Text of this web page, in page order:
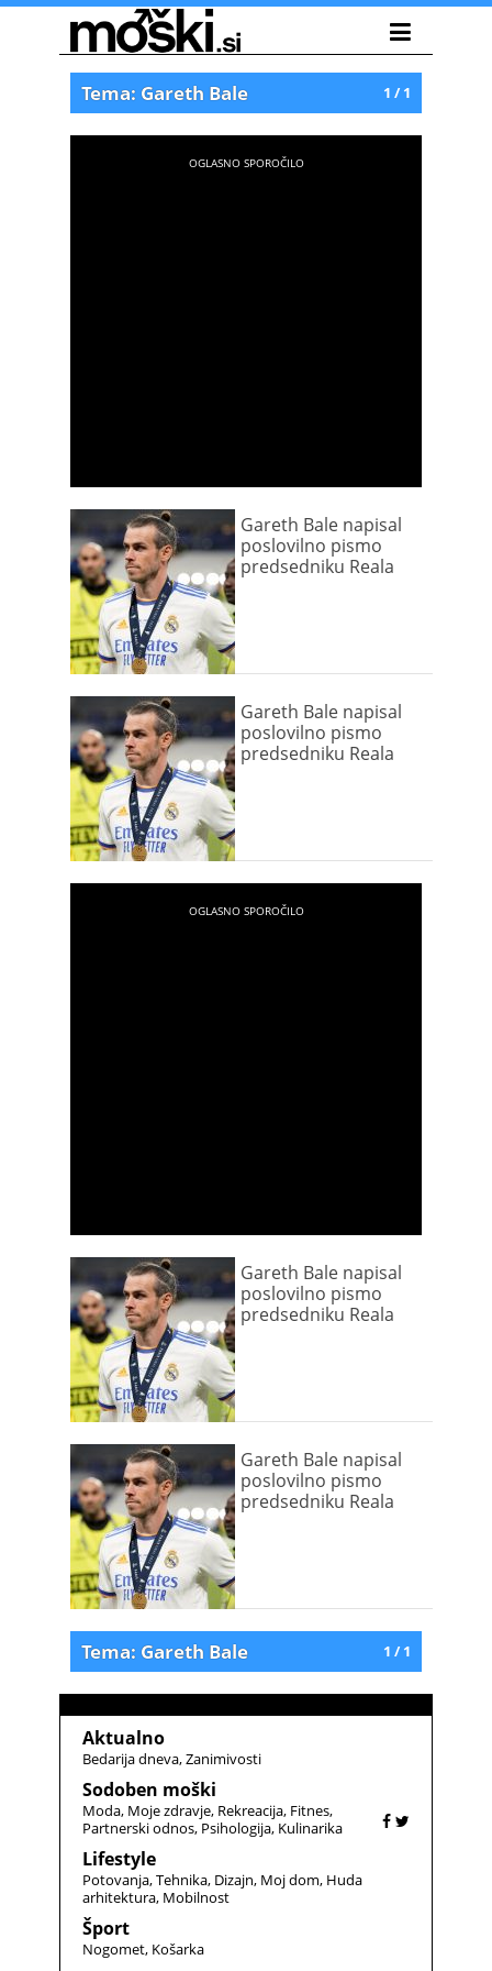
1 / 1
Tema: Gareth Bale
Gareth Bale napisal
poslovilno pismo
predsedniku Reala
Gareth Bale napisal
poslovilno pismo
predsedniku Reala
Gareth Bale napisal
poslovilno pismo
predsedniku Reala
Gareth Bale napisal
poslovilno pismo
predsedniku Reala
1 / 1
Tema: Gareth Bale
Aktualno
Bedarija dneva Zanimivosti
Sodoben moški
Moda Moje zdravje Rekreacija Fitnes
Partnerski odnos Psihologija Kulinarika
Lifestyle
Potovanja Tehnika Dizajn Moj dom Huda
arhitektura Mobilnost
Šport
Nogomet Košarka